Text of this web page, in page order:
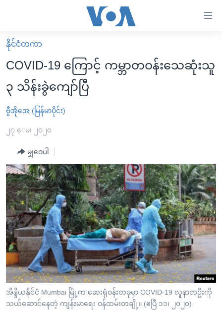
လွယ်ကူ
စေ
သည့်
Link
များ
ပင်မ
ကျော်
ကြည့်
ရန်
ပင်မ
အ
ညွန်း
စာမျက်နှာ
သို့
ကျော်
ကြည့်
ရန်
မူလစာမျက်နှာ
မြန်မာ
ကမ္ဘာ့သတင်းများ
နိုင်ငံတကာ
အစ္စရေး-ပါလက်စတိုင်း
ဗွီဒီယို
အင်္ဂလိပ်စာလေ့လာမယ်
အမေရိကန်သုံးအီဒီယံ
မကြေးမုံရဲ့ အင်္ဂလိပ်စာ
ရုပ်ရှင်ထဲက အင်္ဂလိပ်စာ
သုတပဒေသာ အင်္ဂလိပ်စာ
အပတ်စဉ်ကဏ္ဍများ
ရေဒီယို
တီဗွီ
ရေဒီယိုနှင့်ရုပ်သံ အချက်အလက်များ
ရေဒီယို/တီဗွီအစီအစဉ်
Learning English
ဗွီအိုအေ လူမှုကွန်ယက်များ
နိုင်ငံတကာ
COVID-19 ကြောင့် ကမ္ဘာတဝန်းသေဆုံးသူ
၃ သိန်းခွဲကျော်ပြီ
ဗွီအိုအေ (မြန်မာပိုင်း)
၂၇ ေမ၊ ၂၀၂၀
မျှဝေပါ
အိန္ဒိယနိုင်ငံ Mumbai မြို့က ဆေးရုံဝန်းတခုမှာ COVID-19 လူနာတဦးကို
သယ်ဆောင်နေတဲ့ ကျန်းမာရေး ဝန်ထမ်းတချို့။ (ဧပြီ ၁၁၊ ၂၀၂၀)